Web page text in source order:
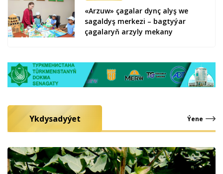
«Arzuw» çagalar dynç alyş we
sagaldyş merkezi – bagtyýar
çagalaryň arzyly mekany
Ykdysadyýet Ýene